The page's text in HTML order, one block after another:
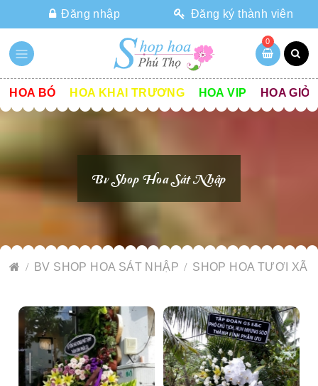
Đăng nhập Đăng ký thành viên
0
HOA BÓ HOA KHAI TRƯƠNG HOA VIP HOA GIỎ
Bv Shop Hoa Sát Nhập
BV SHOP HOA SÁT NHẬP SHOP HOA TƯƠI XÃ